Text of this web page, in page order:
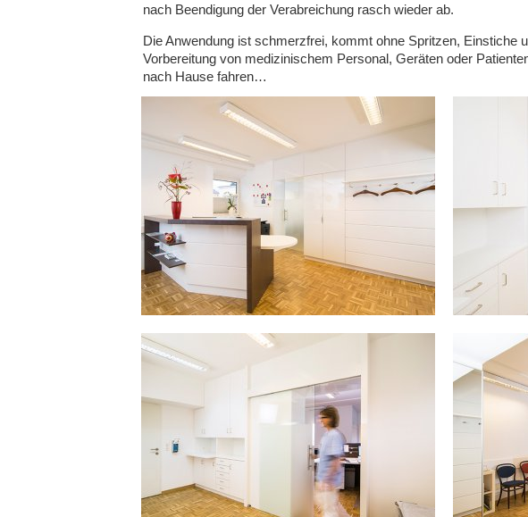
nach Beendigung der Verabreichung rasch wieder ab.
Die Anwendung ist schmerzfrei, kommt ohne Spritzen, Einstiche
Vorbereitung von medizinischem Personal, Geräten oder
nach Hause fahren…